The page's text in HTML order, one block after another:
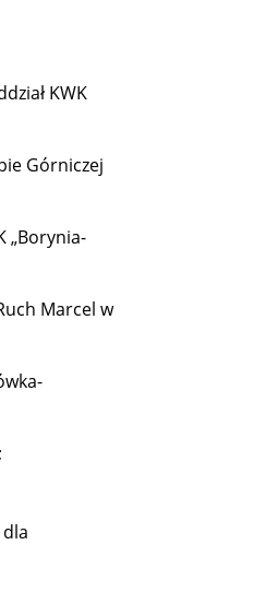
KWK
Górniczej
„Borynia-
Marcel w